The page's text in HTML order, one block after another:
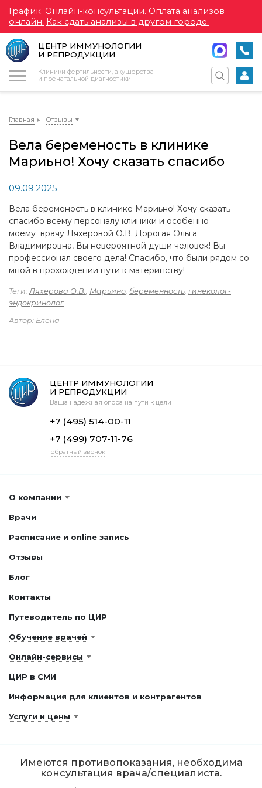
График. Онлайн-консультации. Оплата анализов
онлайн. Как сдать анализы в другом городе.
ЦЕНТР ИММУНОЛОГИИ
И РЕПРОДУКЦИИ
Клиники фертильности, акушерства
и пренатальной диагностики
Главная Отзывы
Вела беременость в клинике
Мариьно! Хочу сказать спасибо
09.09.2025
Вела беременость в клинике Мариьно! Хочу сказать
спасибо всему персоналу клиники и особенно
моему врачу Ляхеровой О.В. Дорогая Ольга
Владимировна, Вы невероятной души человек! Вы
профессионал своего дела! Спасибо, что были рядом со
мной в прохождении пути к материнству!
Теги:Ляхерова О.В., Марьино, беременность, гинеколог-
эндокринолог
Автор: Елена
ЦЕНТР ИММУНОЛОГИИ
И РЕПРОДУКЦИИ
Ваша надежная опора на пути к цели
+7 (495) 514-00-11
+7 (499) 707-11-76
обратный звонок
О компании
Врачи
Расписание и online запись
Отзывы
Блог
Контакты
Путеводитель по ЦИР
Обучение врачей
Онлайн-сервисы
ЦИР в СМИ
Информация для клиентов и контрагентов
Услуги и цены
Имеются противопоказания, необходима
консультация врача/специалиста.